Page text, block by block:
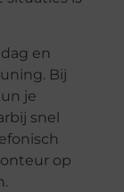
en
Bij
je
snel
op